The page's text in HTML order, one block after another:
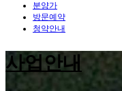
분양가
방문예약
청약안내
사업안내